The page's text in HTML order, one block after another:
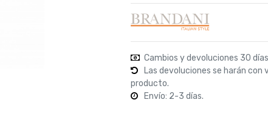
Cambios y devoluciones 30
Las devoluciones se harán
producto.
Envío: 2-3 días.